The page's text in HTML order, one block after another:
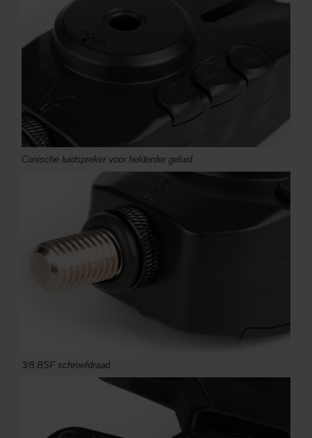
Conische luidspreker voor helderder geluid
3/8 BSF schroefdraad